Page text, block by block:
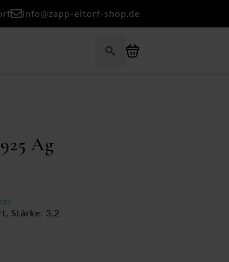
info@zapp-eitorf-shop.de
Ag
Stärke: 3,2